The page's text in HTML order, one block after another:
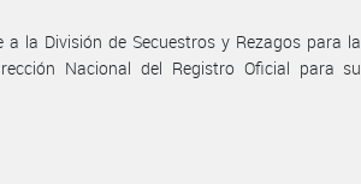
a la División de Secuestros y Rezagos para la
Nacional del Registro Oficial para su